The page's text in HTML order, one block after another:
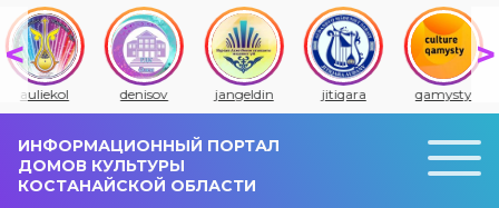
auliekol denisov jangeldin jitiqara qamysty
ИНФОРМАЦИОННЫЙ ПОРТАЛ
ДОМОВ КУЛЬТУРЫ
КОСТАНАЙСКОЙ ОБЛАСТИ